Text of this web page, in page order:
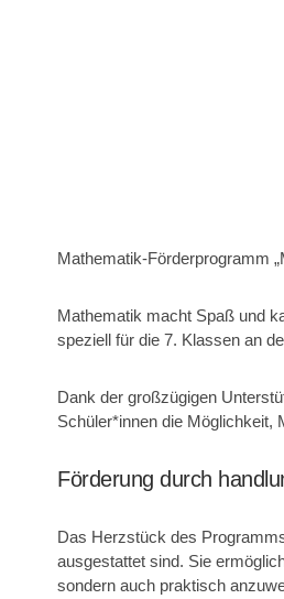
Mathematik-Förderprogramm
Mathematik macht Spaß und
speziell für die 7. Klassen an
Dank der großzügigen
Schüler*innen die Möglichkeit,
Förderung durch
Das Herzstück des
ausgestattet sind. Sie
sondern auch praktisch